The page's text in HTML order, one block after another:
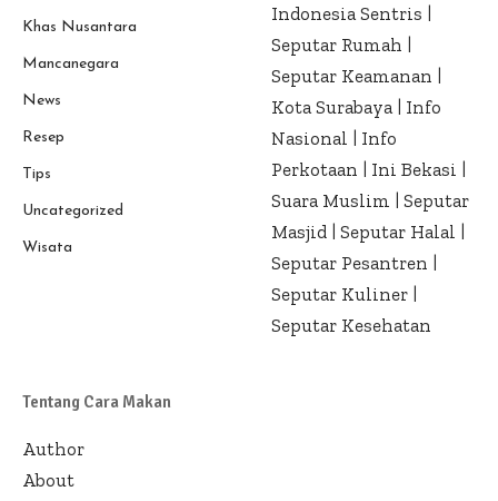
Khas Nusantara
Mancanegara
News
Resep
Tips
Uncategorized
Wisata
Indonesia Sentris |
Seputar Rumah |
Seputar Keamanan |
Kota Surabaya | Info
Nasional | Info
Perkotaan | Ini Bekasi |
Suara Muslim | Seputar
Masjid | Seputar Halal |
Seputar Pesantren |
Seputar Kuliner |
Seputar Kesehatan
Tentang Cara Makan
Author
About